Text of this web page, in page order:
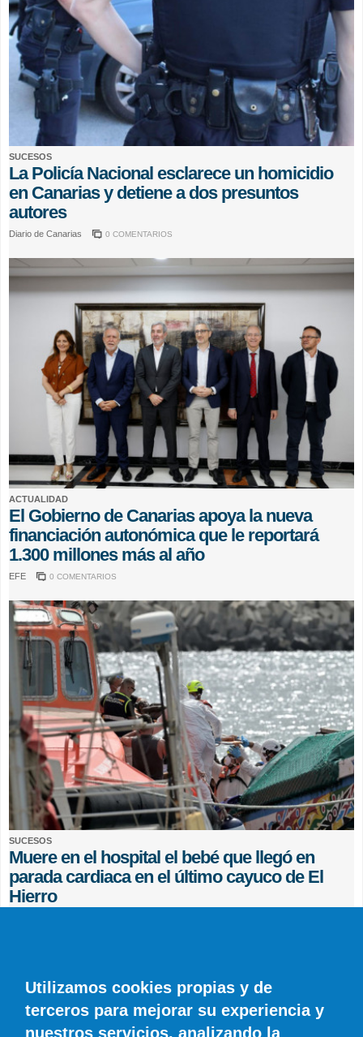
SUCESOS
La Policía Nacional esclarece un homicidio
en Canarias y detiene a dos presuntos
autores
Diario de Canarias 0 COMENTARIOS
ACTUALIDAD
El Gobierno de Canarias apoya la nueva
financiación autonómica que le reportará
1.300 millones más al año
EFE 0 COMENTARIOS
SUCESOS
Muere en el hospital el bebé que llegó en
parada cardiaca en el último cayuco de El
Hierro
Utilizamos cookies propias y de
terceros para mejorar su experiencia y
nuestros servicios, analizando la